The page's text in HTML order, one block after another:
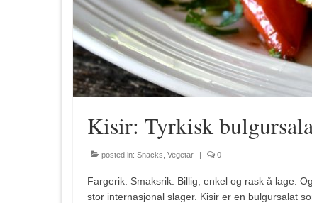
Kisir: Tyrkisk
posted in: Snacks Vegetar | 0
Fargerik. Smaksrik. Billig, enkel og rask å lage.
stor internasjonal slager. Kisir er en bulgursalat